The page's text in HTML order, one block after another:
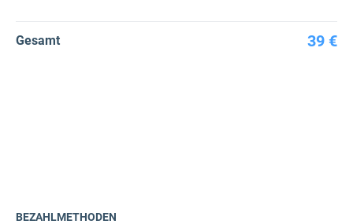
Gesamt 39 €
BEZAHLMETHODEN